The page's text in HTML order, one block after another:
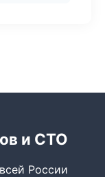
и СТО
России